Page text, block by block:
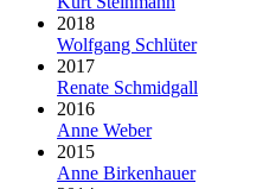
2018
Wolfgang Schlüter
2017
Renate Schmidgall
2016
Anne Weber
2015
Anne Birkenhauer